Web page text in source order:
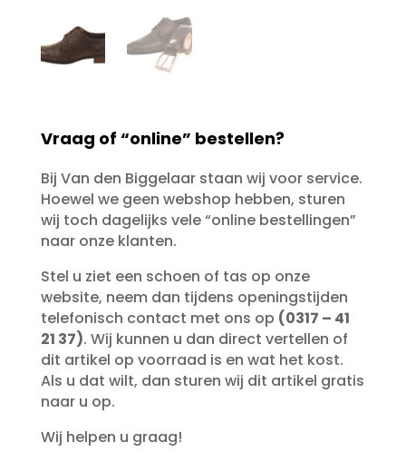
Vraag of “online” bestellen?
Bij Van den Biggelaar staan wij voor service.
Hoewel we geen webshop hebben, sturen
wij toch dagelijks vele “online bestellingen”
naar onze klanten.
Stel u ziet een schoen of tas op onze
website, neem dan tijdens openingstijden
telefonisch contact met ons op (0317 – 41
21 37). Wij kunnen u dan direct vertellen of
dit artikel op voorraad is en wat het kost.
Als u dat wilt, dan sturen wij dit artikel gratis
naar u op.
Wij helpen u graag!